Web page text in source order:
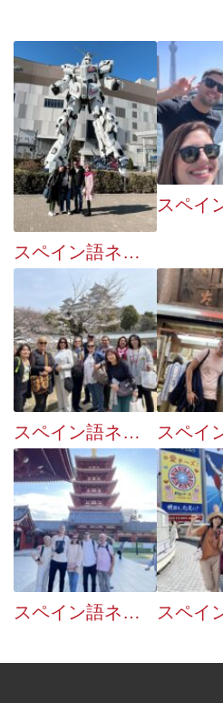
スペイン語ネイティブとのおでかけ企画：２月は２４回でした
スペイン語ネイティブとのおでかけ企画：４月は２９回でした
スペイン語ネイティブとのおでかけ企画：６月は２０回でした